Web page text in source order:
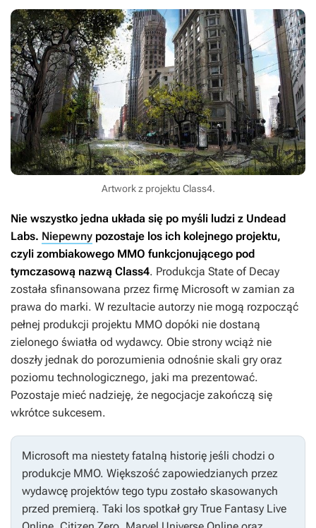
Artwork z projektu Class4.
Nie wszystko jedna układa się po myśli ludzi z Undead
Labs. Niepewny pozostaje los ich kolejnego projektu,
czyli zombiakowego MMO funkcjonującego pod
tymczasową nazwą Class4. Produkcja State of Decay
została sfinansowana przez firmę Microsoft w zamian za
prawa do marki. W rezultacie autorzy nie mogą rozpocząć
pełnej produkcji projektu MMO dopóki nie dostaną
zielonego światła od wydawcy. Obie strony wciąż nie
doszły jednak do porozumienia odnośnie skali gry oraz
poziomu technologicznego, jaki ma prezentować.
Pozostaje mieć nadzieję, że negocjacje zakończą się
wkrótce sukcesem.
Microsoft ma niestety fatalną historię jeśli chodzi o
produkcje MMO. Większość zapowiedzianych przez
wydawcę projektów tego typu zostało skasowanych
przed premierą. Taki los spotkał gry True Fantasy Live